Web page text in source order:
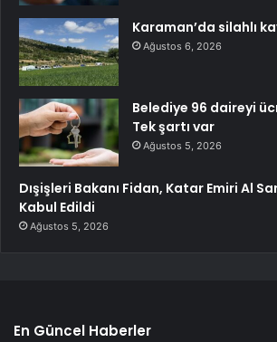
Karaman’da silahlı
Ağustos 6, 2026
Belediye 96 daireyi
Tek şartı var
Ağustos 5, 2026
Dışişleri Bakanı Fidan, Katar Emiri Al
Kabul Edildi
Ağustos 5, 2026
En Güncel Haberler